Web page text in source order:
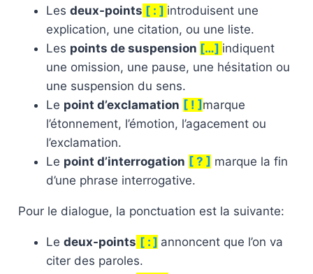
Les deux-points [ : ] introduisent une
explication, une citation, ou une liste.
Les points de suspension […] indiquent
une omission, une pause, une hésitation ou
une suspension du sens.
Le point d’exclamation [ ! ] marque
l’étonnement, l’émotion, l’agacement ou
l’exclamation.
Le point d’interrogation [ ? ] marque la fin
d’une phrase interrogative.
Pour le dialogue, la ponctuation est la suivante:
Le deux-points [ : ] annoncent que l’on va
citer des paroles.